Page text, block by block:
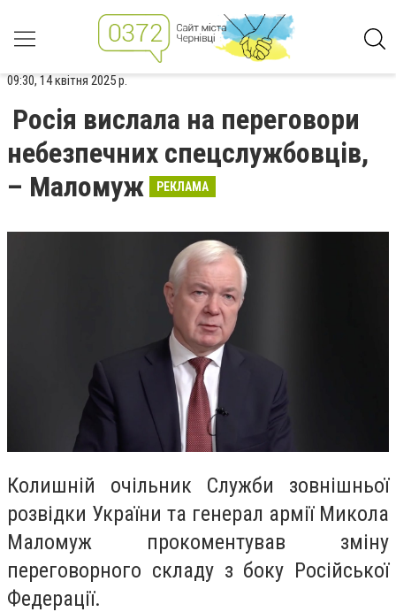
09:30, 14 квітня 2025 р.
Росія вислала на переговори
небезпечних спецслужбовців,
– Маломуж
РЕКЛАМА
Колишній очільник Служби зовнішньої
розвідки України та генерал армії Микола
Маломуж прокоментував зміну
переговорного складу з боку Російської
Федерації.